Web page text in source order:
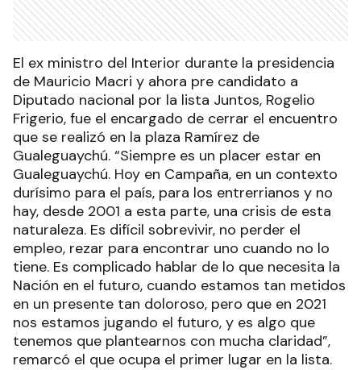
El ex ministro del Interior durante la presidencia
de Mauricio Macri y ahora pre candidato a
Diputado nacional por la lista Juntos, Rogelio
Frigerio, fue el encargado de cerrar el encuentro
que se realizó en la plaza Ramírez de
Gualeguaychú. “Siempre es un placer estar en
Gualeguaychú. Hoy en Campaña, en un contexto
durísimo para el país, para los entrerrianos y no
hay, desde 2001 a esta parte, una crisis de esta
naturaleza. Es difícil sobrevivir, no perder el
empleo, rezar para encontrar uno cuando no lo
tiene. Es complicado hablar de lo que necesita la
Nación en el futuro, cuando estamos tan metidos
en un presente tan doloroso, pero que en 2021
nos estamos jugando el futuro, y es algo que
tenemos que plantearnos con mucha claridad”,
remarcó el que ocupa el primer lugar en la lista.